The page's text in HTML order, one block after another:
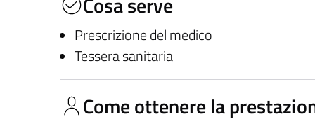
Prescrizione del medico
Tessera sanitaria
Come ottenere la